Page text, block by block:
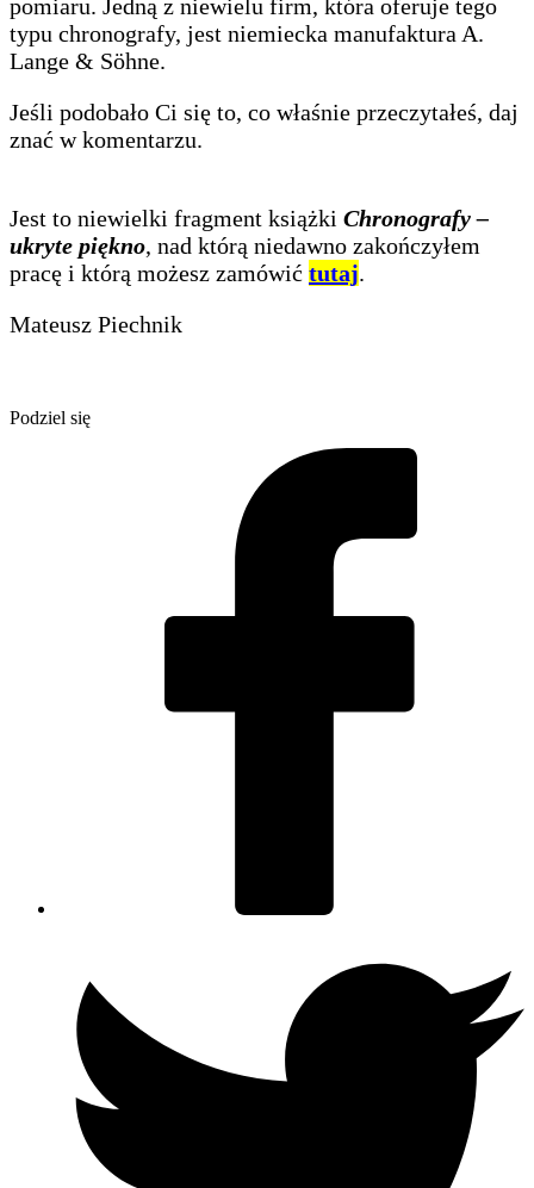
pomiaru. Jedną z niewielu firm, która oferuje tego
typu chronografy, jest niemiecka manufaktura A.
Lange & Söhne.
Jeśli podobało Ci się to, co właśnie przeczytałeś, daj
znać w komentarzu.
Jest to niewielki fragment książki Chronografy –
ukryte piękno, nad którą niedawno zakończyłem
pracę i którą możesz zamówić tutaj.
Mateusz Piechnik
Podziel się